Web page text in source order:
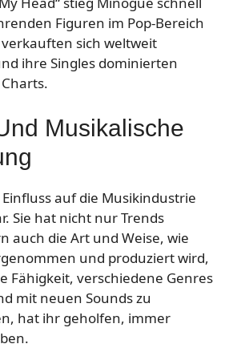
Figuren im Pop-Bereich
sich weltweit
ihre Singles dominierten
Musikalische
auf die Musikindustrie
Sie hat nicht nur Trends
auch die Art und Weise, wie
und produziert wird,
Fähigkeit, verschiedene Genres
mit neuen Sounds zu
hat ihr geholfen, immer